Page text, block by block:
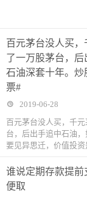
百元茅台没人买
了一万股茅台，
石油深套十年。
票#
2019-06-28
百元茅台没人买，千
台，后出手追中石油
要见异思迁，价值投
谁说定期存款提前
便取